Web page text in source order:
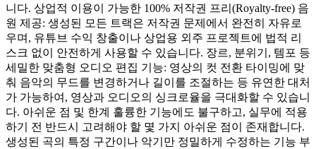
니다. 상업적 이용이 가능한 100% 저작권 프리(Royalty-free) 음
원 제공: 생성된 모든 트랙은 저작권 문제에서 완전히 자유로
우며, 유튜브 수익 창출이나 상업용 외주 프로젝트에 법적 리
스크 없이 안전하게 사용할 수 있습니다. 장르, 분위기, 템포 등
세밀한 맞춤형 오디오 편집 기능: 영상의 컷 전환 타이밍에 맞
춰 음악의 무드를 변경하거나 길이를 조절하는 등 유연한 대처
가 가능하여, 영상과 오디오의 싱크로율을 극대화할 수 있습니
다. 아쉬운 점 및 한계 훌륭한 기능에도 불구하고, 실무에 적용
하기 전 반드시 고려해야 할 몇 가지 아쉬운 점이 존재합니다.
생성된 곡의 특정 구간이나 악기만 정밀하게 수정하는 기능 부